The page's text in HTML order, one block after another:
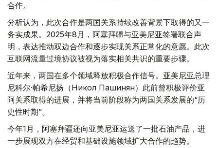
合作。
分析认为，此次合作是两国关系持续改善背景下取得的又一
务实成果。2025年8月，阿塞拜疆与亚美尼亚签署联合声
明，表达推动双边合作和逐步实现关系正常化的意愿。此次
互联网流量过境协议被视为落实相关共识的重要步骤。
近年来，两国在多个领域释放积极合作信号。亚美尼亚总理
尼科尔·帕希尼扬（Никол Пашинян）此前曾积极评价亚
阿关系取得的进展，并将当前阶段称为两国关系发展的“历
史性时期”。
今年1月，阿塞拜疆还向亚美尼亚运送了一批石油产品，进
一步展现双方在经贸和基础设施领域扩大合作的趋势。